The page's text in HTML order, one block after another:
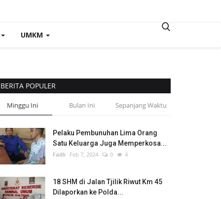
UMKM
BERITA POPULER
Minggu Ini Bulan Ini Sepanjang Waktu
Pelaku Pembunuhan Lima Orang
Satu Keluarga Juga Memperkosa...
Fadli Feb 7, 2024 0 4
18 SHM di Jalan Tjilik Riwut Km 45
Dilaporkan ke Polda...